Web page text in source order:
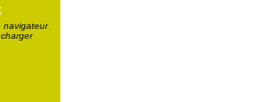
navigateur